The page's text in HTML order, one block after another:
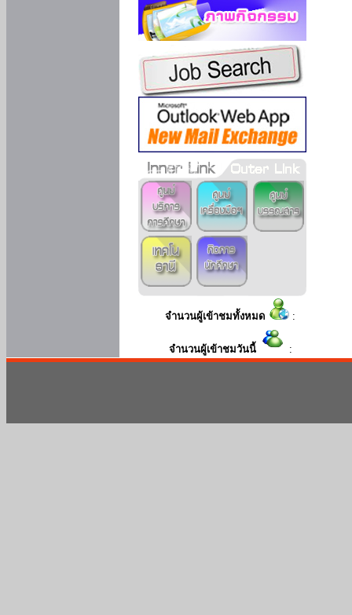
จำนวนผู้เข้าชมทั้งหมด :
จำนวนผู้เข้าชมวันนี้ :